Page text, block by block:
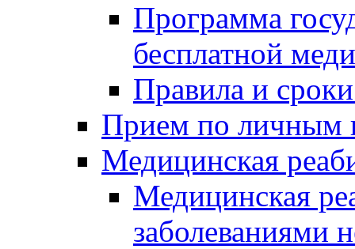
Программа
бесплатной
Правила и
Прием по личным
Медицинская
Медицинская
заболеваниями